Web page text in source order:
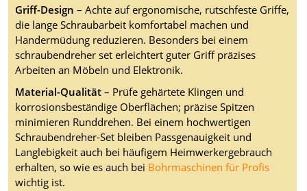
Griff-Design – Achte auf ergonomische, rutschfeste Griffe,
die lange Schraubarbeit komfortabel machen und
Handermüdung reduzieren. Besonders bei einem
schraubendreher set erleichtert guter Griff präzises
Arbeiten an Möbeln und Elektronik.
Material-Qualität– Prüfe gehärtete Klingen und
korrosionsbeständige Oberflächen; präzise Spitzen
minimieren Runddrehen. Bei einem hochwertigen
Schraubendreher-Set bleiben Passgenauigkeit und
Langlebigkeit auch bei häufigem Heimwerkergebrauch
erhalten, so wie es auch bei Bohrmaschinen für Profis
wichtig ist.